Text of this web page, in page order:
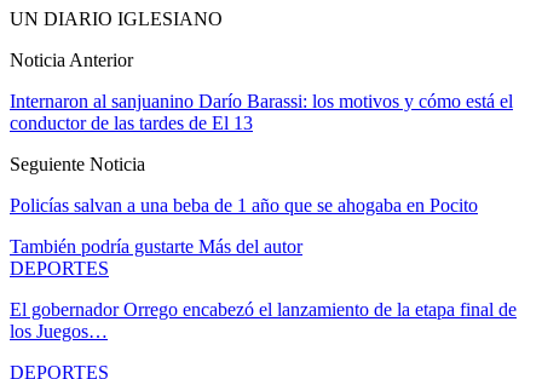
UN DIARIO IGLESIANO
Noticia Anterior
Internaron al sanjuanino Darío Barassi: los motivos y cómo está el
conductor de las tardes de El 13
Seguiente Noticia
Policías salvan a una beba de 1 año que se ahogaba en Pocito
También podría gustarte Más del autor
DEPORTES
El gobernador Orrego encabezó el lanzamiento de la etapa final de
los Juegos…
DEPORTES